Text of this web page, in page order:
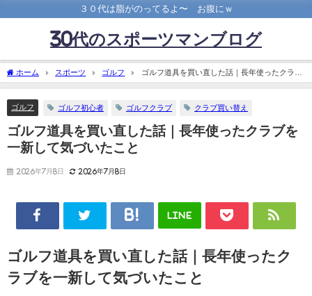
３０代は脂がのってるよ〜 お腹にｗ
30代のスポーツマンブログ
ホーム スポーツ ゴルフ
ゴルフ道具を買い直した話｜長年使ったクラブ
を一新して気づいたこと
ゴルフ ゴルフ初心者 ゴルフクラブ クラブ買い替え
ゴルフ道具を買い直した話｜長年使ったクラブを
一新して気づいたこと
2026年7月8日 2026年7月8日
LINE
ゴルフ道具を買い直した話｜長年使ったク
ラブを一新して気づいたこと